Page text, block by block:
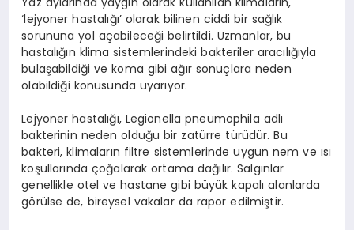
‘lejyoner hastalığı’ olarak bilinen ciddi bir sağlık
sorununa yol açabileceği belirtildi. Uzmanlar, bu
hastalığın klima sistemlerindeki bakteriler aracılığıyla
bulaşabildiği ve koma gibi ağır sonuçlara neden
olabildiği konusunda uyarıyor.
Lejyoner hastalığı, Legionella pneumophila adlı
bakterinin neden olduğu bir zatürre türüdür. Bu
bakteri, klimaların filtre sistemlerinde uygun nem ve ısı
koşullarında çoğalarak ortama dağılır. Salgınlar
genellikle otel ve hastane gibi büyük kapalı alanlarda
görülse de, bireysel vakalar da rapor edilmiştir.